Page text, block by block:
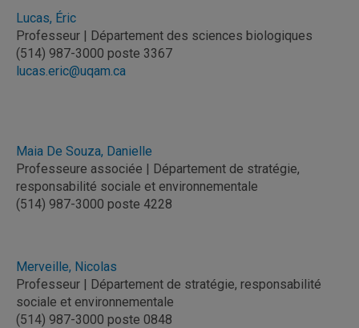
Lucas, Éric
Professeur | Département des sciences biologiques
(514) 987-3000 poste 3367
lucas.eric@uqam.ca
Maia De Souza, Danielle
Professeure associée | Département de stratégie,
responsabilité sociale et environnementale
(514) 987-3000 poste 4228
Merveille, Nicolas
Professeur | Département de stratégie, responsabilité
sociale et environnementale
(514) 987-3000 poste 0848